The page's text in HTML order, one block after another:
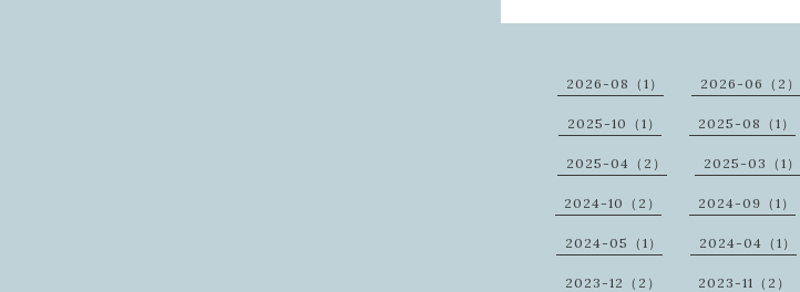
2026-08（1） 2026-06（2）
2025-10（1） 2025-08（1）
2025-04（2） 2025-03（1）
2024-10（2） 2024-09（1）
2024-05（1） 2024-04（1）
2023-12（2） 2023-11（2）